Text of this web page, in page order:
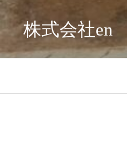
株式会社en